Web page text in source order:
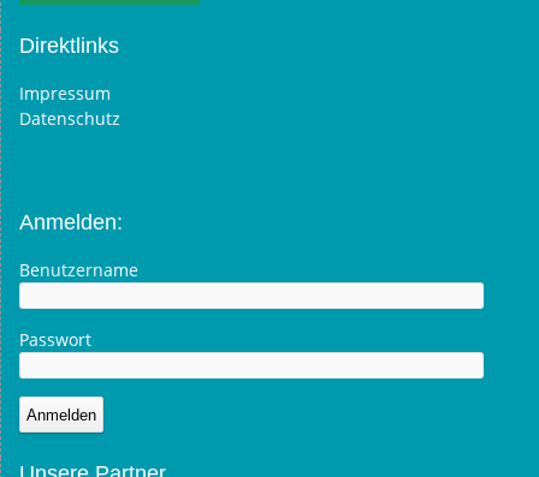
Direktlinks
Impressum
Datenschutz
Anmelden:
Benutzername
Passwort